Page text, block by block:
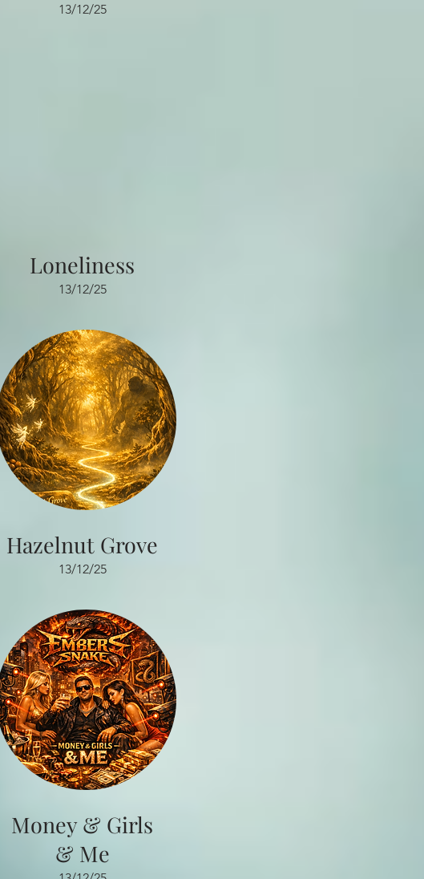
13/12/25
Loneliness
13/12/25
Hazelnut Grove
13/12/25
Money & Girls
& Me